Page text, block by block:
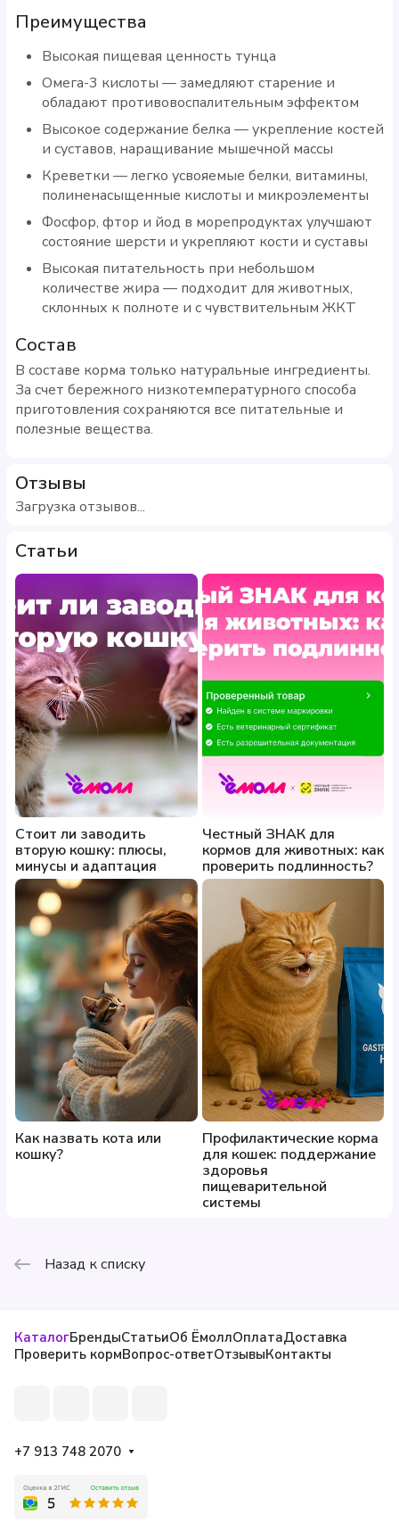
Преимущества
Высокая пищевая ценность тунца
Омега-3 кислоты — замедляют старение и
обладают противовоспалительным эффектом
Высокое содержание белка — укрепление костей
и суставов, наращивание мышечной массы
Креветки — легко усвояемые белки, витамины,
полиненасыщенные кислоты и микроэлементы
Фосфор, фтор и йод в морепродуктах улучшают
состояние шерсти и укрепляют кости и суставы
Высокая питательность при небольшом
количестве жира — подходит для животных,
склонных к полноте и с чувствительным ЖКТ
Состав
В составе корма только натуральные ингредиенты.
За счет бережного низкотемпературного способа
приготовления сохраняются все питательные и
полезные вещества.
Отзывы
Загрузка отзывов...
Статьи
Стоит ли заводить
вторую кошку: плюсы,
минусы и адаптация
Честный ЗНАК для
кормов для животных: как
проверить подлинность?
Как назвать кота или
кошку?
Профилактические корма
для кошек: поддержание
здоровья
пищеварительной
системы
Назад к списку
КаталогБрендыСтатьиОб ЁмоллОплатаДоставка
Проверить кормВопрос-ответОтзывыКонтакты
+7 913 748 2070